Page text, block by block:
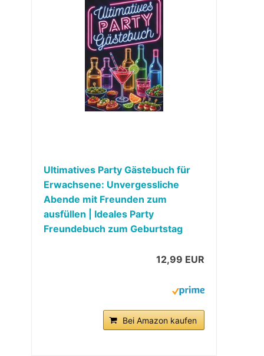
Ultimatives Party Gästebuch für
Erwachsene: Unvergessliche
Abende mit Freunden zum
ausfüllen | Ideales Party
Freundebuch zum Geburtstag
12,99 EUR
Bei Amazon kaufen